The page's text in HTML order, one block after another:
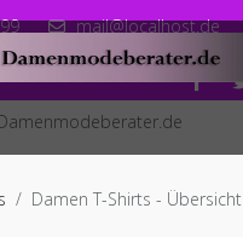
mail@localhost.de
18.00
Damen T-Shirts - Übersicht